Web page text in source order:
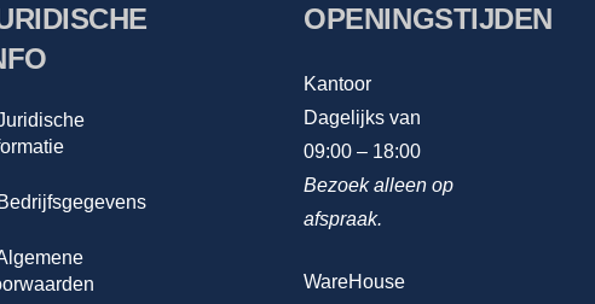
Bedrijfsgegevens
OPENINGSTIJDEN
Kantoor
Dagelijks van
09:00 – 18:00
Bezoek alleen op
afspraak.
WareHouse